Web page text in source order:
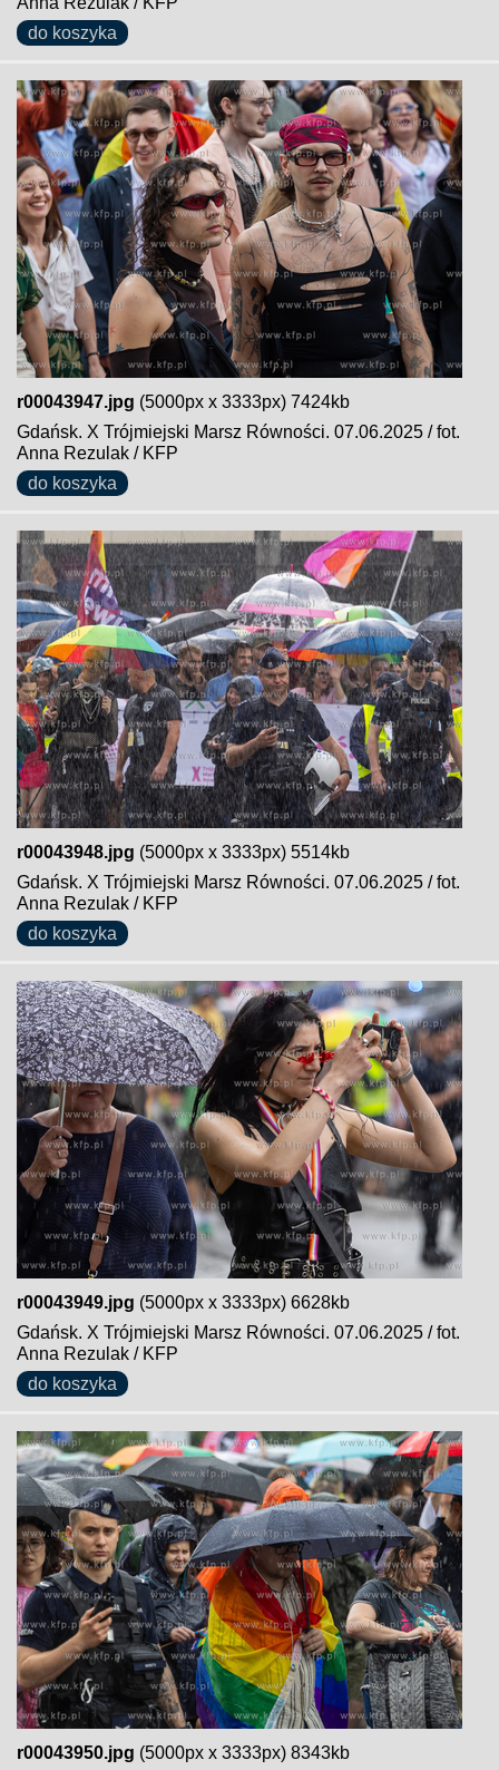
do koszyka
r00043947.jpg (5000px x 3333px) 7424kb
Gdańsk. X Trójmiejski Marsz Równości. 07.06.2025 / fot.
Anna Rezulak / KFP
do koszyka
r00043948.jpg (5000px x 3333px) 5514kb
Gdańsk. X Trójmiejski Marsz Równości. 07.06.2025 / fot.
Anna Rezulak / KFP
do koszyka
r00043949.jpg (5000px x 3333px) 6628kb
Gdańsk. X Trójmiejski Marsz Równości. 07.06.2025 / fot.
Anna Rezulak / KFP
do koszyka
r00043950.jpg (5000px x 3333px) 8343kb